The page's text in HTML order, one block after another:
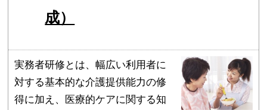
成）
実務者研修とは、幅広い利用者に
対する基本的な介護提供能力の修
得に加え、医療的ケアに関する知